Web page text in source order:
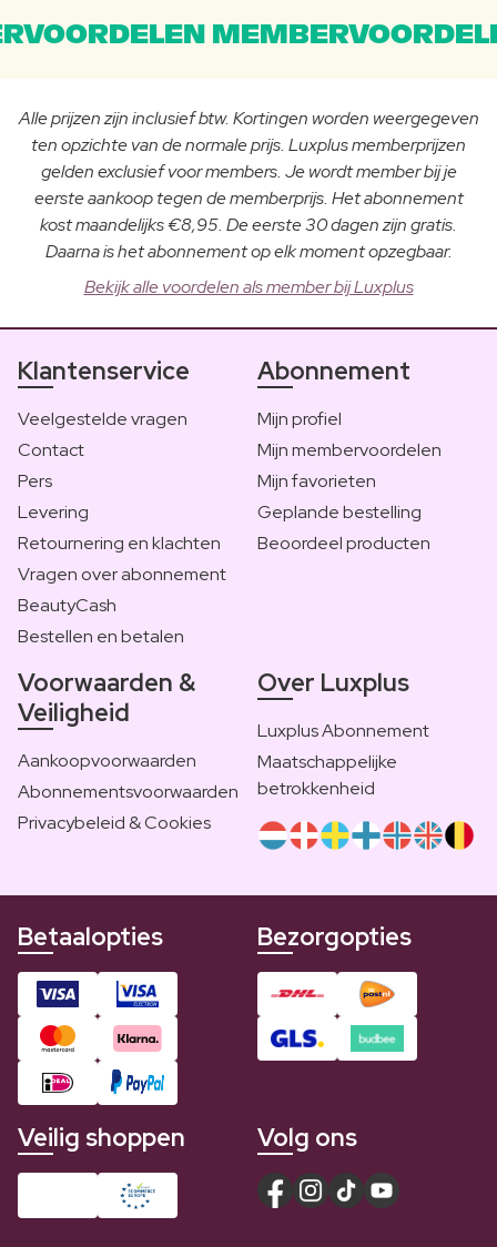
Alle prijzen zijn inclusief btw. Kortingen worden weergegeven
ten opzichte van de normale prijs. Luxplus memberprijzen
gelden exclusief voor members. Je wordt member bij je
eerste aankoop tegen de memberprijs. Het abonnement
kost maandelijks €8,95. De eerste 30 dagen zijn gratis.
Daarna is het abonnement op elk moment opzegbaar.
Bekijk alle voordelen als member bij Luxplus
Klantenservice
Veelgestelde vragen
Contact
Pers
Levering
Retournering en klachten
Vragen over abonnement
BeautyCash
Bestellen en betalen
Abonnement
Mijn profiel
Mijn membervoordelen
Mijn favorieten
Geplande bestelling
Beoordeel producten
Voorwaarden &
Veiligheid
Aankoopvoorwaarden
Abonnementsvoorwaarden
Privacybeleid & Cookies
Over Luxplus
Luxplus Abonnement
Maatschappelijke
betrokkenheid
Betaalopties Bezorgopties
Veilig shoppen Volg ons